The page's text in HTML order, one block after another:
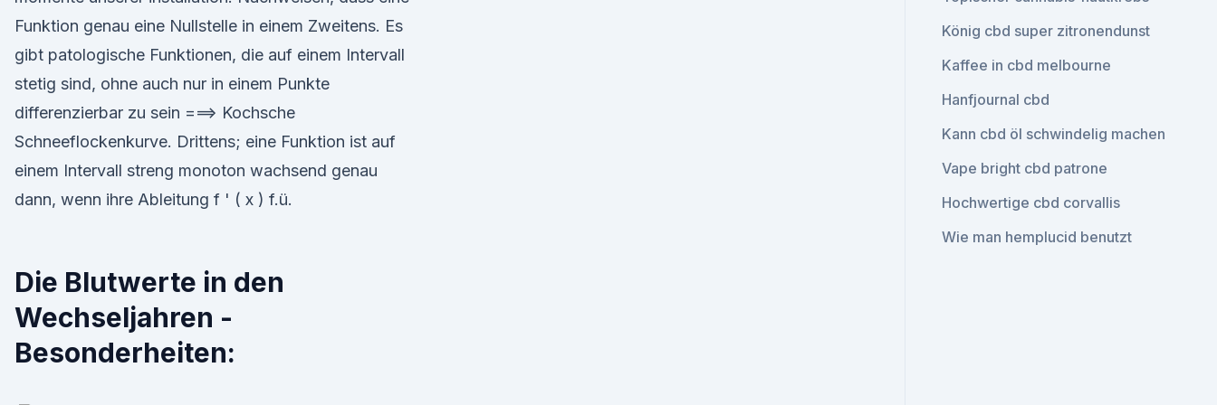
Funktion genau eine Nullstelle in einem Zweitens. Es
gibt patologische Funktionen, die auf einem Intervall
stetig sind, ohne auch nur in einem Punkte
differenzierbar zu sein ===> Kochsche
Schneeflockenkurve. Drittens; eine Funktion ist auf
einem Intervall streng monoton wachsend genau
dann, wenn ihre Ableitung f ' ( x ) f.ü.
Die Blutwerte in den
Wechseljahren -
Besonderheiten:
König cbd super zitronendunst
Kaffee in cbd melbourne
Hanfjournal cbd
Kann cbd öl schwindelig machen
Vape bright cbd patrone
Hochwertige cbd corvallis
Wie man hemplucid benutzt